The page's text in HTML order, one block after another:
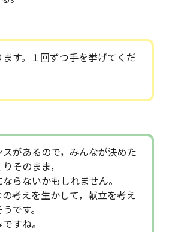
す。１回ずつ手を挙げてくだ
があるので，みんなが決めた
そのまま，
らないかもしれません。
の考えを生かして，献立を考え
です。
すね。